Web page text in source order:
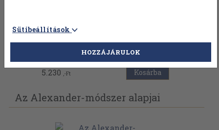
Vissza az előző oldalra
5.230 ,-Ft Kosárba
Az Alexander-módszer alapjai
Sütibeállítások
HOZZÁJÁRULOK